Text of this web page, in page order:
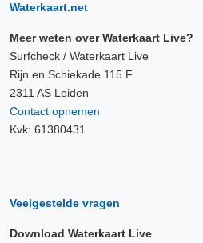
Waterkaart.net
Meer weten over Waterkaart Live?
Surfcheck / Waterkaart Live
Rijn en Schiekade 115 F
2311 AS Leiden
Contact opnemen
Kvk: 61380431
Veelgestelde vragen
Download Waterkaart Live